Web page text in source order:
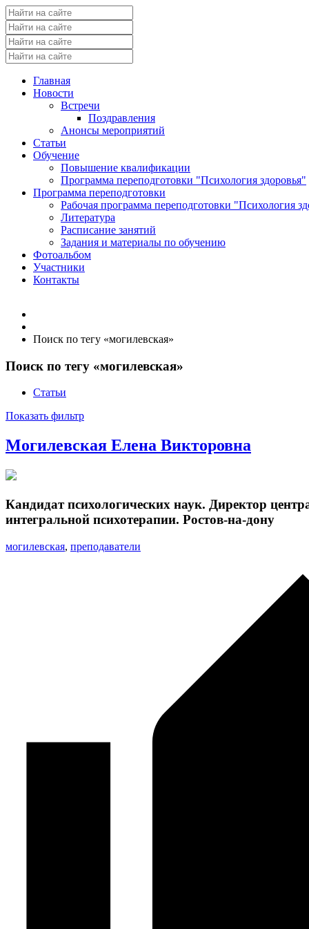
Главная
Новости
Встречи
Поздравления
Анонсы мероприятий
Статьи
Обучение
Повышение квалификации
Программа переподготовки "Психология здоровья"
Программа переподготовки
Рабочая программа переподготовки "Психология
Литература
Расписание занятий
Задания и материалы по обучению
Фотоальбом
Участники
Контакты
Поиск по тегу «могилевская»
Поиск по тегу «могилевская»
Статьи
Показать фильтр
Могилевская Елена Викторовна
Кандидат психологических наук. Директор
интегральной психотерапии. Ростов-на-дону
могилевская, преподаватели